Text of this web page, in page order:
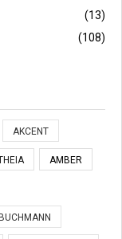
(13)
(108)
AKCENT
AMBER